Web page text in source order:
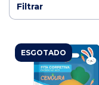
Filtrar
ESGOTADO